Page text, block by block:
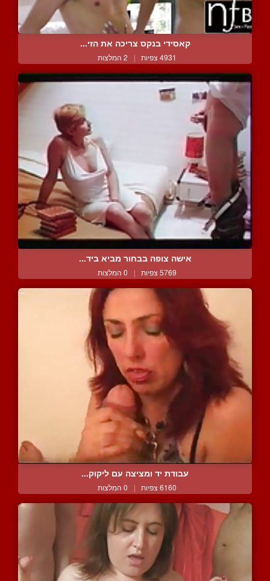
קאסידי בנקס צריכה את הזי...
4931 צפיות | 2 המלצות
אישה צופה בבחור מביא ביד...
5769 צפיות | 0 המלצות
עבודת יד ומציצה עם ליקוק...
6160 צפיות | 0 המלצות